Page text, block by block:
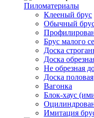
Пиломатериалы
Клееный брус
Обычный
Брус малого
Доска
Доска
Не обрезная
Доска половая
Вагонка
Блок-хаус
Имитация